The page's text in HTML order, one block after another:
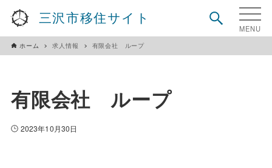
三沢市移住サイト
ホーム 求人情報 有限会社 ループ
有限会社 ループ
2023年10月30日